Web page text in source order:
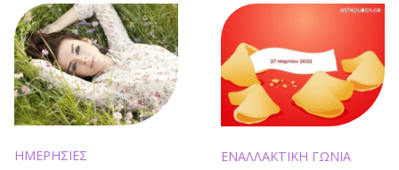
ΗΜΕΡΗΣΙΕΣ ΕΝΑΛΛΑΚΤΙΚΗ ΓΩΝΙΑ